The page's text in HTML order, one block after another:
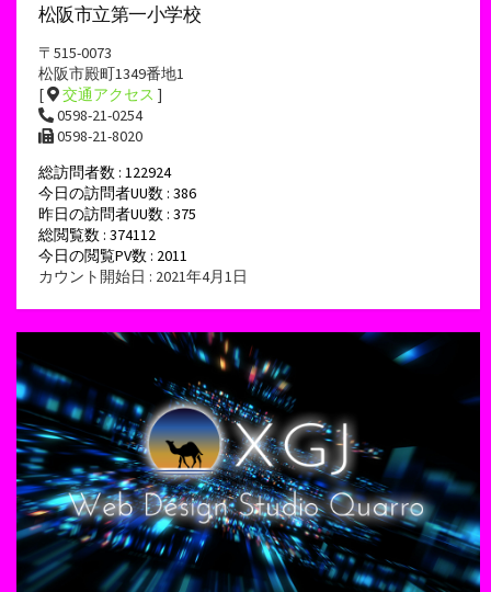
松阪市立第一小学校
〒515-0073
松阪市殿町1349番地1
[
交通アクセス ]
0598-21-0254
0598-21-8020
総訪問者数 : 122924
今日の訪問者UU数 : 386
昨日の訪問者UU数 : 375
総閲覧数 : 374112
今日の閲覧PV数 : 2011
カウント開始日 : 2021年4月1日